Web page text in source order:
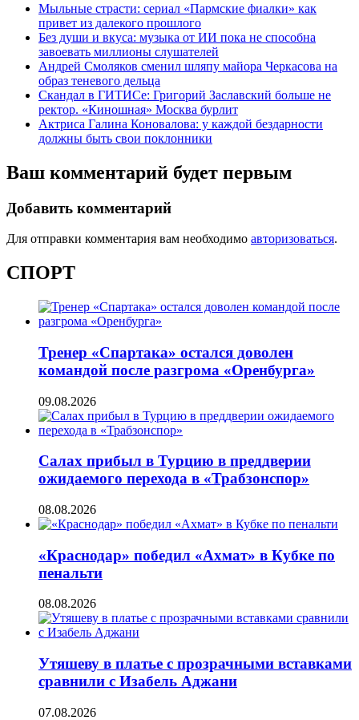
Мыльные страсти: сериал «Пармские фиалки» как
привет из далекого прошлого
Без души и вкуса: музыка от ИИ пока не способна
завоевать миллионы слушателей
Андрей Смоляков сменил шляпу майора Черкасова на
образ теневого дельца
Скандал в ГИТИСе: Григорий Заславский больше не
ректор. «Киношная» Москва бурлит
Актриса Галина Коновалова: у каждой бездарности
должны быть свои поклонники
Ваш комментарий будет первым
Добавить комментарий
Для отправки комментария вам необходимо авторизоваться.
СПОРТ
Тренер «Спартака» остался доволен
командой после разгрома «Оренбурга»
09.08.2026
Салах прибыл в Турцию в преддверии
ожидаемого перехода в «Трабзонспор»
08.08.2026
«Краснодар» победил «Ахмат» в Кубке по
пенальти
08.08.2026
Утяшеву в платье с прозрачными вставками
сравнили с Изабель Аджани
07.08.2026